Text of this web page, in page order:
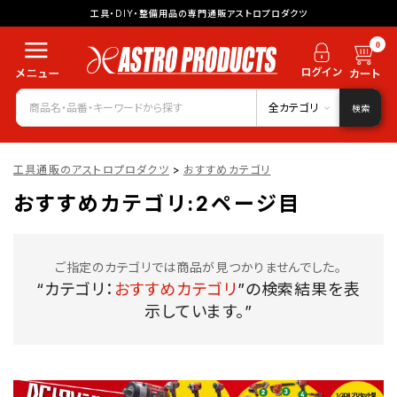
工具・DIY・整備用品の専門通販アストロプロダクツ
0
全カテゴリ 検索
工具通販のアストロプロダクツ > おすすめカテゴリ
おすすめカテゴリ:2ページ目
ご指定のカテゴリでは商品が見つかりませんでした。
“カテゴリ： おすすめカテゴリ”の検索結果を表
示しています。”